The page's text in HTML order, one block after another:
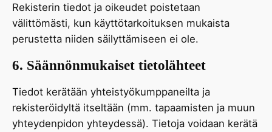
Rekisterin tiedot ja oikeudet poistetaan
välittömästi, kun käyttötarkoituksen mukaista
perustetta niiden säilyttämiseen ei ole.
6. Säännönmukaiset tietolähteet
Tiedot kerätään yhteistyökumppaneilta ja
rekisteröidyltä itseltään (mm. tapaamisten ja muun
yhteydenpidon yhteydessä). Tietoja voidaan kerätä